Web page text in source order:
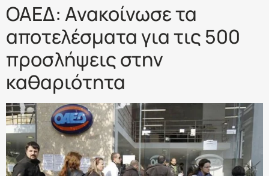
ΟΑΕΔ: Ανακοίνωσε τα
αποτελέσματα για τις 500
προσλήψεις στην
καθαριότητα